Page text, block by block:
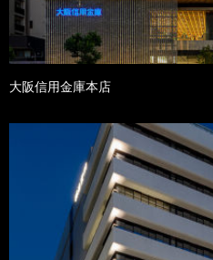
大阪信用金庫本店